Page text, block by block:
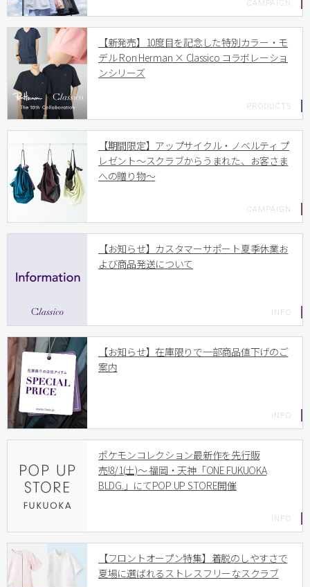
【新発売】10度目を記念した特別カラー・モ
デル Ron Herman × Classico コラボレーショ
ンシリーズ
【期間限定】アップサイクル・ノベルティ プ
レゼント〜スクラブからうまれた、お客さま
への贈り物〜
【お知らせ】カスタマーサポート夏季休業お
よび商品発送について
【お知らせ】在庫限りで一部商品値下げのご
案内
ポケモンコレクション最新作を先行販
売!8/1(土)〜 福岡・天神「ONE FUKUOKA
BLDG.」にてPOP UP STORE開催
【フロントオープン特集】着脱のしやすさで
夏場に選ばれるストレスフリーなスクラブ